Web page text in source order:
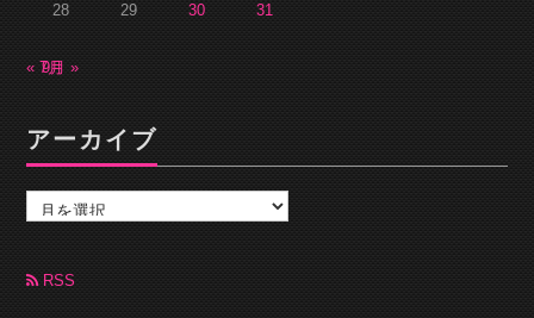
28 29 30 31
« 7月9月 »
アーカイブ
カ
ブ RSS